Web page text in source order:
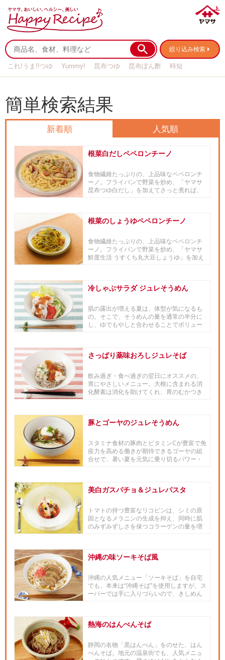
絞り込み検索
これ!うま!!つゆ Yummy! 昆布つゆ 昆布ぽん酢
時短
簡単検索結果
新着順 人気順
根菜白だしペペロンチーノ
食物繊維たっぷりの、上品味なペペロンチ
ーノ。フライパンで野菜を炒め、「ヤマサ
昆布つゆ白だし」を加えてさっと煮れば、
根菜のしょうゆペペロンチーノ
食物繊維たっぷりの、上品味なペペロンチ
ーノ。フライパンで野菜を炒め、「ヤマサ
鮮度生活 うすくち丸大豆しょうゆ」を加え
冷しゃぶサラダ ジュレそうめん
肌の露出が増える夏は、体型が気になるも
の。そこで、そうめんの量を通常の半分に
し、ゆでもやしと合わせることでボリュー
さっぱり薬味おろしジュレそば
飲み過ぎ・食べ過ぎの翌日にオススメの、
胃にやさしいメニュー。大根に含まれる消
化酵素は消化を助けてくれ、胃のむかつき
豚とゴーヤのジュレそうめん
スタミナ食材の豚肉とビタミンCが豊富で免
疫力を高める働きが期待できるゴーヤの組
合せで、暑い夏を元気に乗り切るパワー・
美白ガスパチョ＆ジュレパスタ
トマトの持つ豊富なリコピンは、シミの原
因となるメラニンの生成を抑え、同時に肌
のみずみずしさを保つコラーゲンの量を増
沖縄の味ソーキそば風
沖縄の人気メニュー「ソーキそば」を自宅
でも。本来は“沖縄そば”を使用しますが、ス
ーパーでは手に入りづらいので、きしめん
熱海のはんぺんそば
静岡の名物「黒はんぺん」をのせた、はん
ぺんそば。地元の温泉街でも、人気メニュ